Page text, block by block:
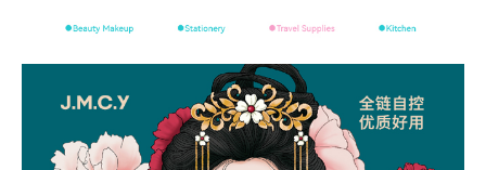
战略定位-品牌形象设计